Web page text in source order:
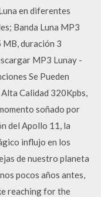
en diferentes
Banda Luna MP3
MB, duración 3
MP3 Lunay -
Se Pueden
Calidad 320Kpbs,
soñado por
del Apollo 11, la
influjo en los
de nuestro planeta
pocos años antes,
reaching for the